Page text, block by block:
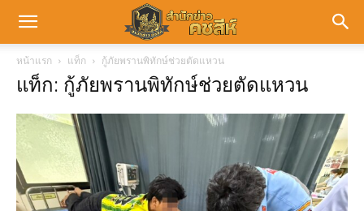
หน้าแรก แท็ก กู้ภัยพรานพิทักษ์ช่วยตัดแหวน
แท็ก: กู้ภัยพรานพิทักษ์ช่วยตัดแหวน